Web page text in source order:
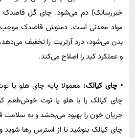
خبررسانک) دم می‌شود. چای گل قاصدک
مواد معدنی است. دمنوش قاصدک موجب
بدن می‌شود، درد آرتریت را تخفیف
و عملکرد کبد را اصلاح می‌کند.
• چای کیالک: معمولا پایه چای هلو یا
چای کیالک را با هلو یا توت خوش‌طعم
جریان خون را بهبود می‌بخشد و به
چای کیالک بنوشید تا از استرس رها